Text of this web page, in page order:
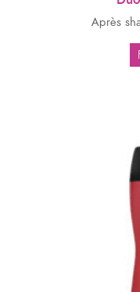
Après